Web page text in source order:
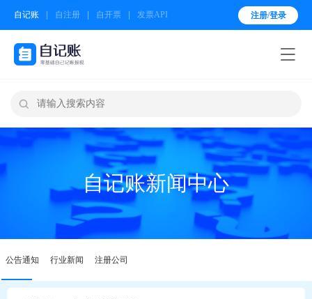
自记账 自注册 自开票 发票API 注册/登录


自记账新闻中心
公告通知 行业新闻 注册公司